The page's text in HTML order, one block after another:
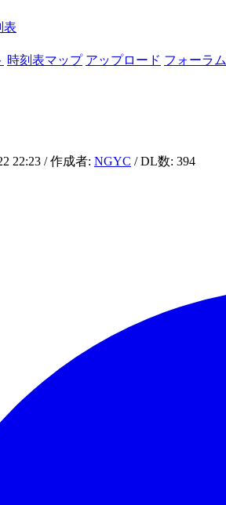
表
時刻表マップ アップロード フォーラム
22:23 / 作成者: NGYC / DL数: 394